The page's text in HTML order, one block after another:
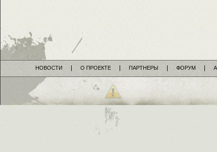
НОВОСТИ О ПРОЕКТЕ ПАРТНЕРЫ ФОРУМ